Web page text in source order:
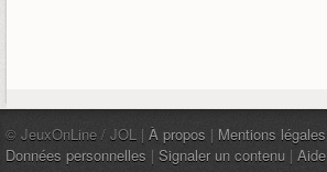
© JeuxOnLine / JOL | À propos | Mentions légales
Données personnelles | Signaler un contenu | Aide